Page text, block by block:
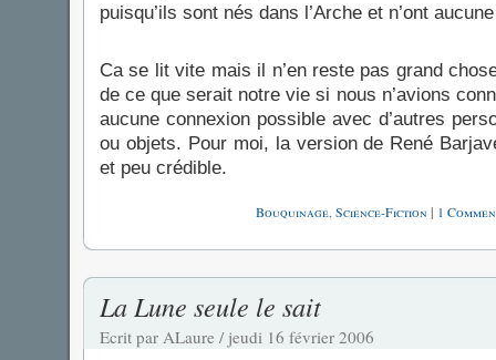
puisqu’ils sont nés dans l’Arche et n’ont
Ca se lit vite mais il n’en reste pas grand
de ce que serait notre vie si nous n’avions
aucune connexion possible avec d’autres
ou objets. Pour moi, la version de René
et peu crédible.
Bouquinage Science-Fiction | 1
La Lune seule le sait
Ecrit par ALaure / jeudi 16 février 2006